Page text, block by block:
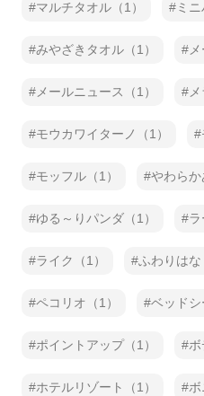
マルチタオル（1） ミ
みやざきタオル（1）
メールニュース（1） メ
モウカワイターノ（1）
モッフル（1） やわらか
ゆる～りパンダ（1） ラ
ライク（1） ふわりはな
ペコリオ（1） ベッドシ
ポイントアップ（1） ボ
ホテルリゾート（1） ボ